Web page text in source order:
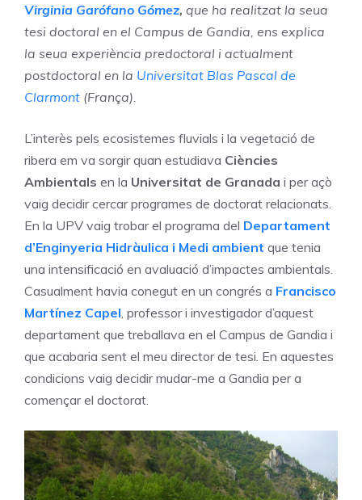
Virginia Garófano Gómez, que ha realitzat la seua
tesi doctoral en el Campus de Gandia, ens explica
la seua experiència predoctoral i actualment
postdoctoral en la Universitat Blas Pascal de
Clarmont (França).
L’interès pels ecosistemes fluvials i la vegetació de
ribera em va sorgir quan estudiava Ciències
Ambientals en la Universitat de Granada i per açò
vaig decidir cercar programes de doctorat relacionats.
En la UPV vaig trobar el programa del Departament
d’Enginyeria Hidràulica i Medi ambient que tenia
una intensificació en avaluació d’impactes ambientals.
Casualment havia conegut en un congrés a Francisco
Martínez Capel , professor i investigador d’aquest
departament que treballava en el Campus de Gandia i
que acabaria sent el meu director de tesi. En aquestes
condicions vaig decidir mudar-me a Gandia per a
començar el doctorat.